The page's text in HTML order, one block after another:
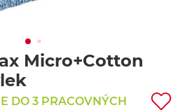
Micro+Cotton
DO 3 PRACOVNÝCH